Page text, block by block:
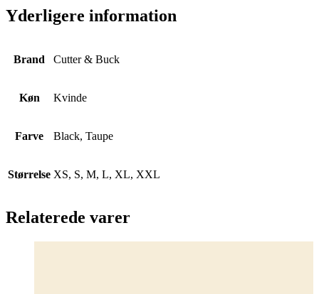
Yderligere information
Brand Cutter & Buck
Køn Kvinde
Farve Black, Taupe
Størrelse XS, S, M, L, XL, XXL
Relaterede varer